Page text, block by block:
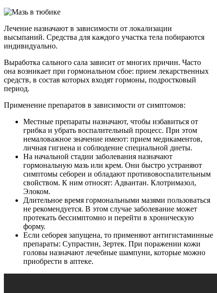
Лечение назначают в зависимости от локализации
высыпаний. Средства для каждого участка тела побираются
индивидуально.
Выработка сального сала зависит от многих причин. Часто
она возникает при гормональном сбое: прием лекарственных
средств, в состав которых входят гормоны, подростковый
период.
Применение препаратов в зависимости от симптомов:
Местные препараты назначают, чтобы избавиться от
грибка и убрать воспалительный процесс. При этом
немаловажное значение имеют: прием медикаментов,
личная гигиена и соблюдение специальной диеты.
На начальной стадии заболевания назначают
гормональную мазь или крем. Они быстро устраняют
симптомы себореи и обладают противовоспалительным
свойством. К ним относят: Адвантан. Клотримазол,
Элоком.
Длительное время гормональными мазями пользоваться
не рекомендуется. В этом случае заболевание может
протекать бессимптомно и перейти в хроническую
форму.
Если себорея запущена, то применяют антигистаминные
препараты: Супрастин, Зертек. При поражении кожи
головы назначают лечебные шампуни, которые можно
приобрести в аптеке.